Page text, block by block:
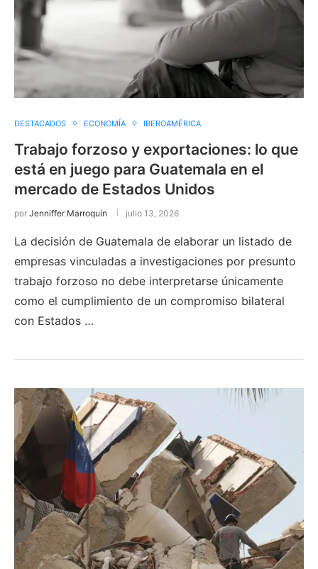
DESTACADOS ECONOMÍA IBEROAMÉRICA
Trabajo forzoso y exportaciones: lo que
está en juego para Guatemala en el
mercado de Estados Unidos
por Jenniffer Marroquín julio 13, 2026
La decisión de Guatemala de elaborar un listado de
empresas vinculadas a investigaciones por presunto
trabajo forzoso no debe interpretarse únicamente
como el cumplimiento de un compromiso bilateral
con Estados …